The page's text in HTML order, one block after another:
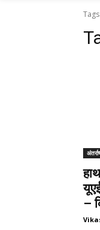
Tags
–